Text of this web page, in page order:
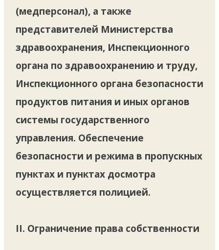
(медперсонал), а также
представителей Министерства
здравоохранения, Инспекционного
органа по здравоохранению и труду,
Инспекционного органа безопасности
продуктов питания и иных органов
системы государственного
управления. Обеспечение
безопасности и режима в пропускных
пунктах и пунктах досмотра
осуществляется полицией.
II. Ограничение права собственности